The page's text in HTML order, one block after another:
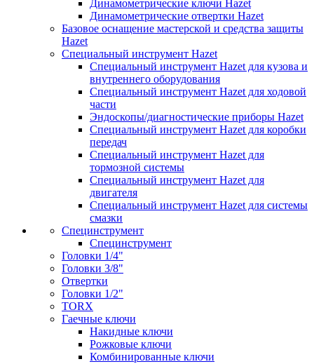
Динамометрические ключи Hazet
Динамометрические отвертки Hazet
Базовое оснащение мастерской и средства защиты
Hazet
Специальный инструмент Hazet
Специальный инструмент Hazet для кузова и
внутреннего оборудования
Специальный инструмент Hazet для ходовой
части
Эндоскопы/диагностические приборы Hazet
Специальный инструмент Hazet для коробки
передач
Специальный инструмент Hazet для
тормозной системы
Специальный инструмент Hazet для
двигателя
Специальный инструмент Hazet для системы
смазки
Специнструмент
Специнструмент
Головки 1/4"
Головки 3/8"
Отвертки
Головки 1/2"
TORX
Гаечные ключи
Накидные ключи
Рожковые ключи
Комбинированные ключи